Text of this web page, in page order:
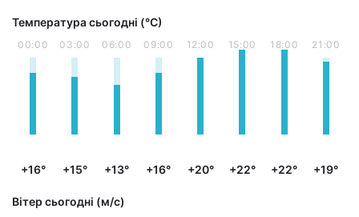
Температура сьогодні (°С)
00:00
+16°
03:00
+15°
06:00
+13°
09:00
+16°
12:00
+20°
15:00
+22°
18:00
+22°
21:00
+19°
Вітер сьогодні (м/с)